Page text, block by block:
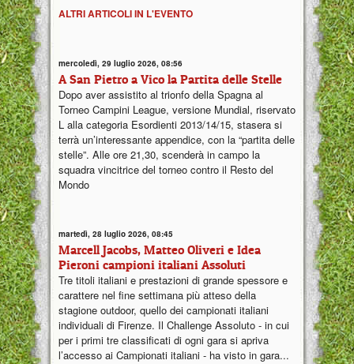
ALTRI ARTICOLI IN L'EVENTO
mercoledì, 29 luglio 2026, 08:56
A San Pietro a Vico la Partita delle Stelle
Dopo aver assistito al trionfo della Spagna al
Torneo Campini League, versione Mundial, riservato
L alla categoria Esordienti 2013/14/15, stasera si
terrà un’interessante appendice, con la “partita delle
stelle”. Alle ore 21,30, scenderà in campo la
squadra vincitrice del torneo contro il Resto del
Mondo
martedì, 28 luglio 2026, 08:45
Marcell Jacobs, Matteo Oliveri e Idea
Pieroni campioni italiani Assoluti
Tre titoli italiani e prestazioni di grande spessore e
carattere nel fine settimana più atteso della
stagione outdoor, quello dei campionati italiani
individuali di Firenze. Il Challenge Assoluto - in cui
per i primi tre classificati di ogni gara si apriva
l’accesso ai Campionati italiani - ha visto in gara...